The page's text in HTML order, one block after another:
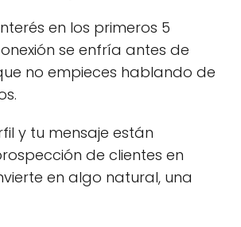
en los primeros 5
se enfría antes de
no empieces hablando de
y tu mensaje están
de clientes en
en algo natural, una